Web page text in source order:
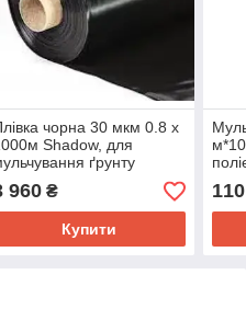
чорна 30 мкм 0.8 х
Shadow, для
ґрунту
960₴
Купити
110